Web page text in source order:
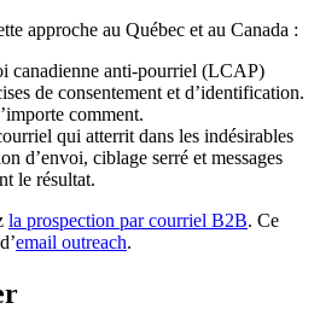
approche au Québec et au Canada :
canadienne anti-pourriel (LCAP)
de consentement et d’identification.
comment.
qui atterrit dans les indésirables
d’envoi, ciblage serré et messages
le résultat.
la prospection par courriel B2B. Ce
email outreach.